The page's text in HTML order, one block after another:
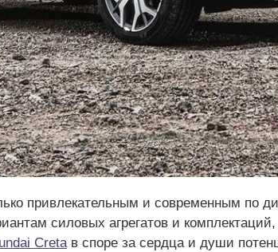
привлекательным и современным по
силовых агрегатов и
Cretaв споре за сердца и души